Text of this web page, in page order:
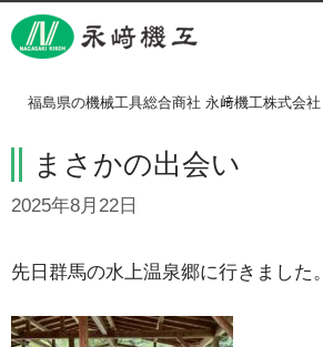
Skip
to
福島県の機械工具総合商社 永﨑機工株式会社
まさかの出会い
2025年8月22日
先日群馬の水上温泉郷に行きました。